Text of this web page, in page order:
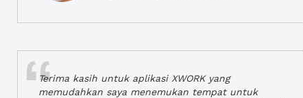
Terima kasih untuk aplikasi XWORK yang
memudahkan saya menemukan tempat untuk